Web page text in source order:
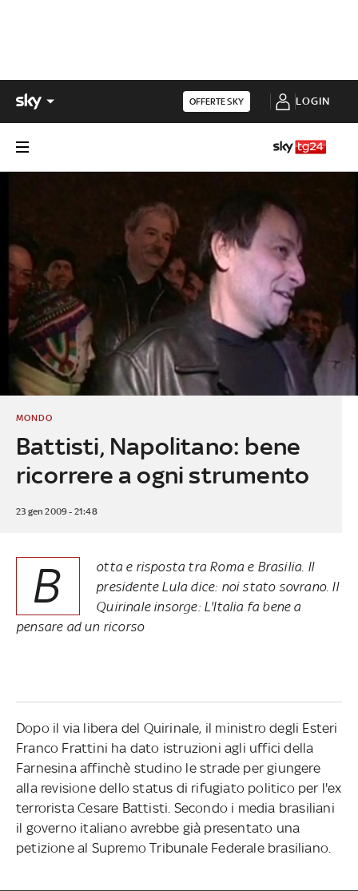
OFFERTE SKY LOGIN
Battisti, Napolitano: bene
ricorrere a ogni strumento
MONDO
23 gen 2009 - 21:48
B
otta e risposta tra Roma e Brasilia. Il
presidente Lula dice: noi stato sovrano. Il
Quirinale insorge: L'Italia fa bene a
pensare ad un ricorso
Dopo il via libera del Quirinale, il ministro degli Esteri
Franco Frattini ha dato istruzioni agli uffici della
Farnesina affinchè studino le strade per giungere
alla revisione dello status di rifugiato politico per l'ex
terrorista Cesare Battisti. Secondo i media brasiliani
il governo italiano avrebbe già presentato una
petizione al Supremo Tribunale Federale brasiliano.